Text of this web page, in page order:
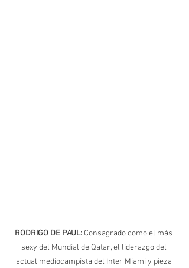
RODRIGO DE PAUL: Consagrado como el más
sexy del Mundial de Qatar, el liderazgo del
actual mediocampista del Inter Miami y pieza